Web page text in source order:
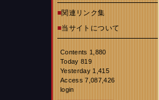
■関連リンク集
■当サイトについて
Contents 1,880
Today 819
Yesterday 1,415
Access 7,087,426
login